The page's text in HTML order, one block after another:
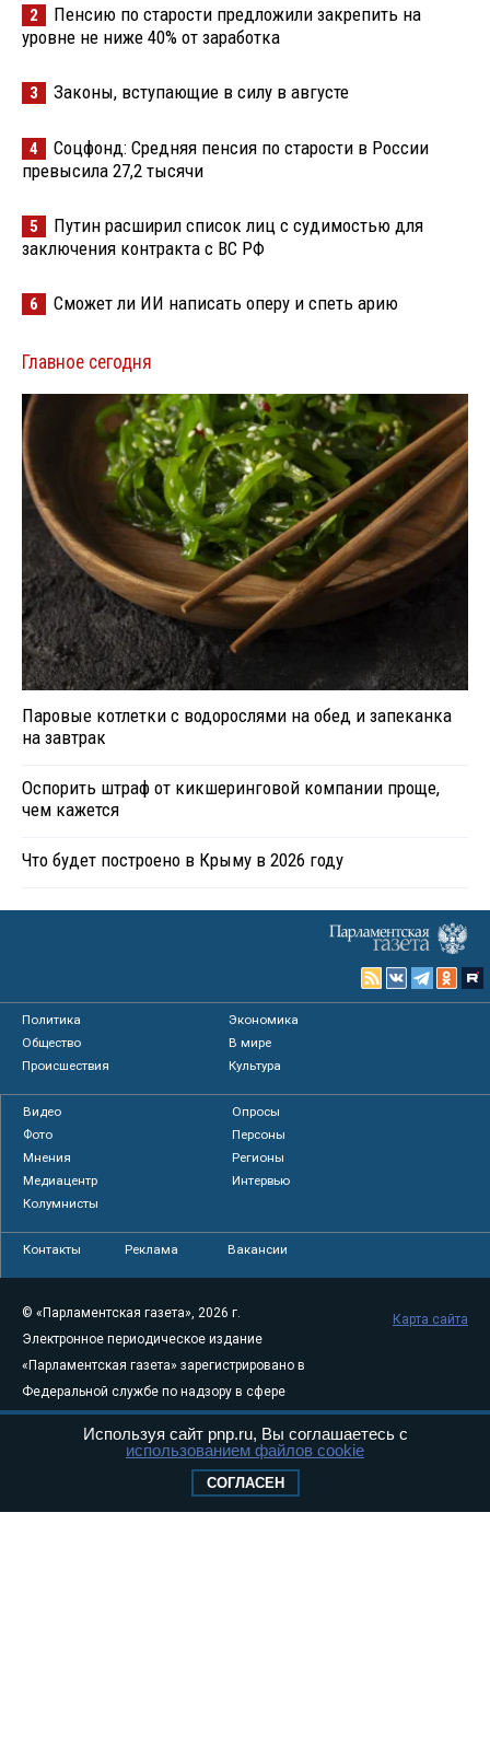
2
Пенсию по старости предложили закрепить на
уровне не ниже 40% от заработка
3 Законы, вступающие в силу в августе
4
Соцфонд: Средняя пенсия по старости в России
превысила 27,2 тысячи
5
Путин расширил список лиц с судимостью для
заключения контракта с ВС РФ
6 Сможет ли ИИ написать оперу и спеть арию
Главное сегодня
Паровые котлетки с водорослями на обед и запеканка
на завтрак
Оспорить штраф от кикшеринговой компании проще,
чем кажется
Что будет построено в Крыму в 2026 году
Политика
Экономика
Общество
В мире
Происшествия
Культура
Видео
Опросы
Фото
Персоны
Мнения
Регионы
Медиацентр
Интервью
Колумнисты
Контакты Реклама Вакансии
© «Парламентская газета», 2026 г.
Электронное периодическое издание
«Парламентская газета» зарегистрировано в
Федеральной службе по надзору в сфере
связи, информационных технологий и
массовых коммуникаций (Роскомнадзор) 05
Свидетельство о регистрации Эл № ФС77-
Карта сайта
Используя сайт pnp.ru, Вы соглашаетесь с
использованием файлов cookie
СОГЛАСЕН